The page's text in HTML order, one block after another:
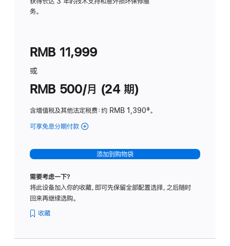
务。
RMB 11,999
或
RMB 500/月 (24 期)
含增值税及其他法定税费：约 RMB 1,390脚
‡。
可享免息分期付款 (Studio
-
标
璃
添加到购物袋
需要考虑一下？
将此设备加入你的收藏，即可先保留全部配置选择，之后随时
回来再继续选购。
收藏